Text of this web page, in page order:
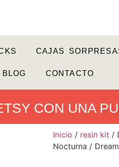
CAJAS
BLOG CONTACTO
CON UNA
Inicio / resin kit /
Nocturna /